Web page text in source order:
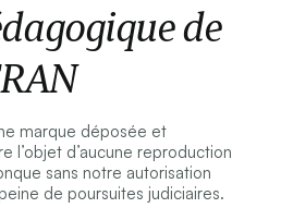
de
marque déposée et
l’objet d’aucune reproduction
sans notre autorisation
de poursuites judiciaires.